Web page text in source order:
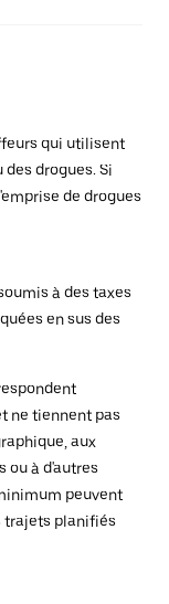
qui utilisent
drogues. Si
de drogues
à des taxes
en sus des
ne tiennent pas
aux
ou à d'autres
peuvent
trajets planifiés